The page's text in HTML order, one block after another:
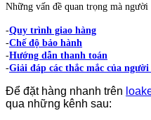
Những vấn đề quan trọng mà người
-Quy trình giao hàng
-Chế độ bảo hành
-Hướng dẫn thanh toán
-Giải đáp các thắc mắc của
Để đặt hàng nhanh trên
qua những kênh sau: